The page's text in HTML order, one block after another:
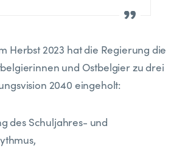
Herbst 2023 hat die Regierung die
und Ostbelgier zu drei
2040 eingeholt:
des Schuljahres- und